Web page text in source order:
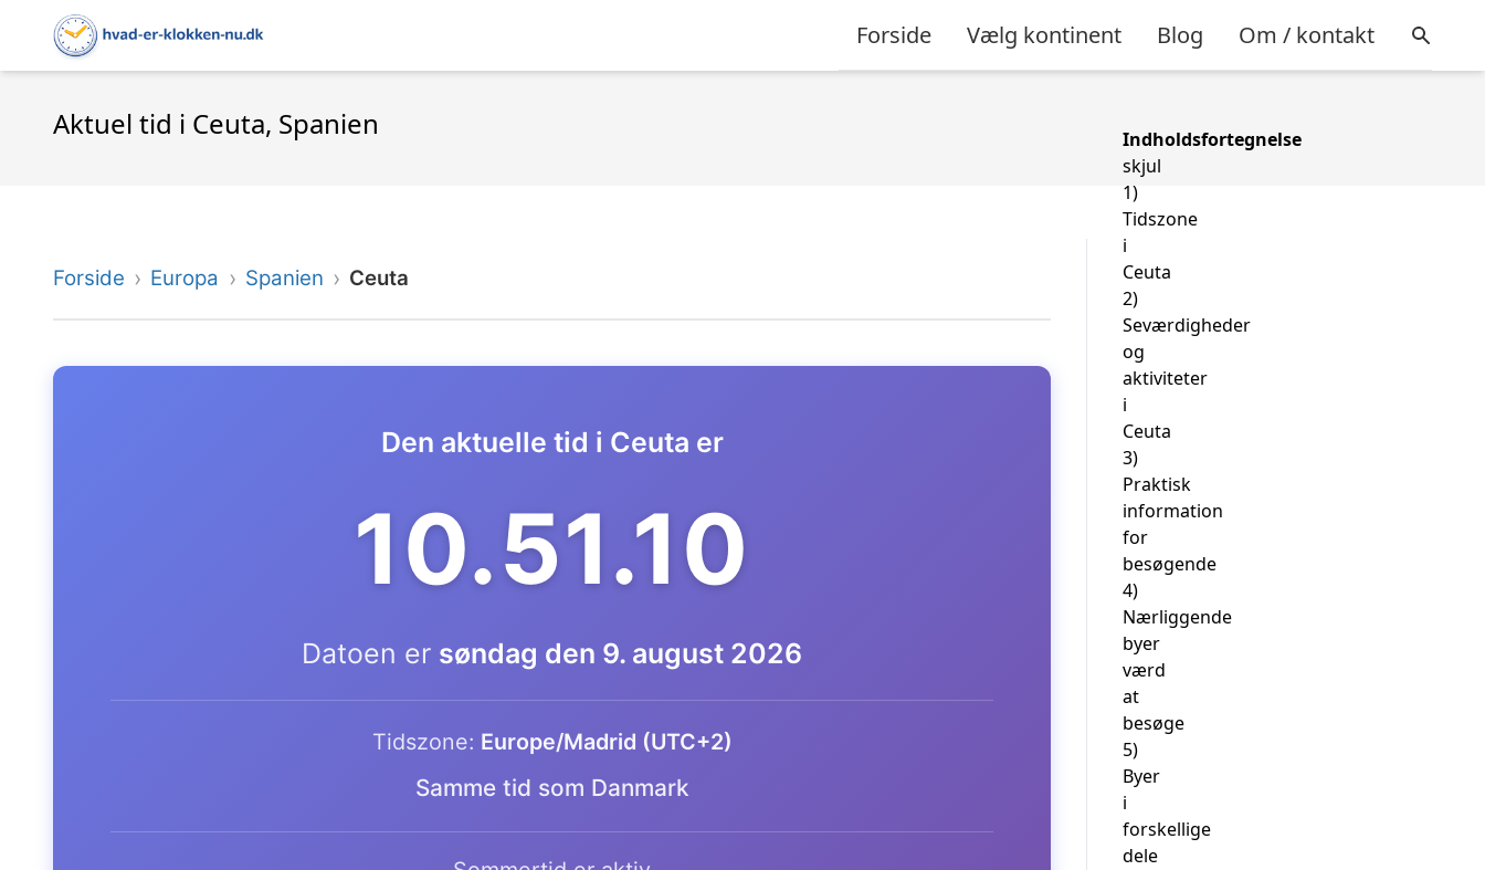
Forside Vælg kontinent Blog Om / kontakt
Aktuel tid i Ceuta, Spanien
Forside Europa Spanien Ceuta
Den aktuelle tid i Ceuta er
10.51.11
Datoen er søndag den 9. august 2026
Tidszone: Europe/Madrid (UTC+2)
Samme tid som Danmark
Indholdsfortegnelse
skjul
1)
Tidszone
i
Ceuta
2)
Seværdigheder
og
aktiviteter
i
Ceuta
3)
Praktisk
information
for
besøgende
4)
Nærliggende
byer
værd
at
besøge
5)
Byer
i
forskellige
dele